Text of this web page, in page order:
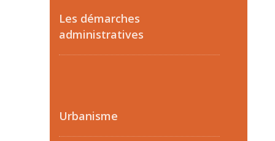
Les démarches
administratives
Urbanisme